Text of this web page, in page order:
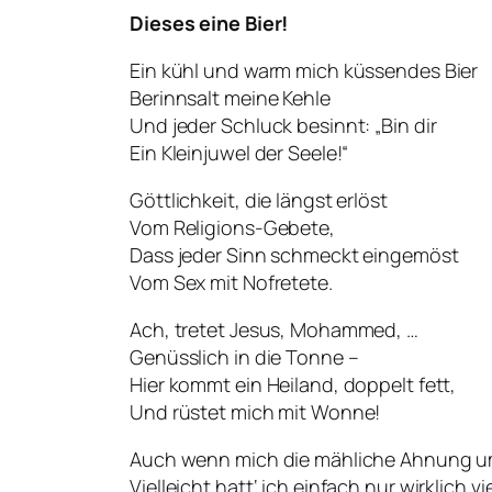
Dieses eine Bier!
Ein kühl und warm mich küssendes Bier
Berinnsalt meine Kehle
Und jeder Schluck besinnt: „Bin dir
Ein Kleinjuwel der Seele!“
Göttlichkeit, die längst erlöst
Vom Religions-Gebete,
Dass jeder Sinn schmeckt eingemöst
Vom Sex mit Nofretete.
Ach, tretet Jesus, Mohammed, …
Genüsslich in die Tonne –
Hier kommt ein Heiland, doppelt fett,
Und rüstet mich mit Wonne!
Auch wenn mich die mähliche Ahnung
Vielleicht hatt‘ ich einfach nur wirklich